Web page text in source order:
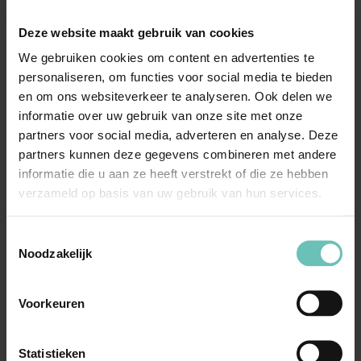
Deze website maakt gebruik van cookies
We gebruiken cookies om content en advertenties te
personaliseren, om functies voor social media te bieden
en om ons websiteverkeer te analyseren. Ook delen we
informatie over uw gebruik van onze site met onze
partners voor social media, adverteren en analyse. Deze
partners kunnen deze gegevens combineren met andere
informatie die u aan ze heeft verstrekt of die ze hebben
verzameld op basis van uw gebruik van hun services.
Noodzakelijk
Voorkeuren
Statistieken
roekeloosheid. De verzekeraars hebben geen feiten en
omstandigheden gesteld, op grond waarvan kan worden
geconcludeerd dat aan het in die rechtspraak
geformuleerde criterium is voldaan. In het bijzonder is
niet komen vast te staan dat X zich ervan bewust was
dat de kans dat het brandgevaar zich zou
verwezenlijken aanzienlijk groter was dan de kans dat
dit niet zou gebeuren en dat hij zich daardoor niet heeft
brand, waarvan hij zich bewust was, bewust heeft
aanvaard. Hij was zich weliswaar in het algemeen
maatregelen getroffen (zij het dat die achteraf
dat er geen sprake was van gevaar. Die mening was